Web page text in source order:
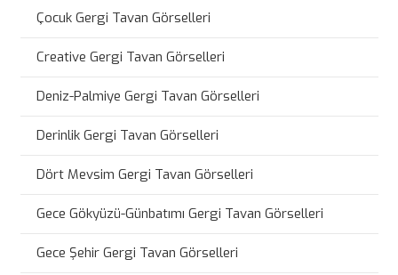
Çocuk Gergi Tavan Görselleri
Creative Gergi Tavan Görselleri
Deniz-Palmiye Gergi Tavan Görselleri
Derinlik Gergi Tavan Görselleri
Dört Mevsim Gergi Tavan Görselleri
Gece Gökyüzü-Günbatımı Gergi Tavan Görselleri
Gece Şehir Gergi Tavan Görselleri